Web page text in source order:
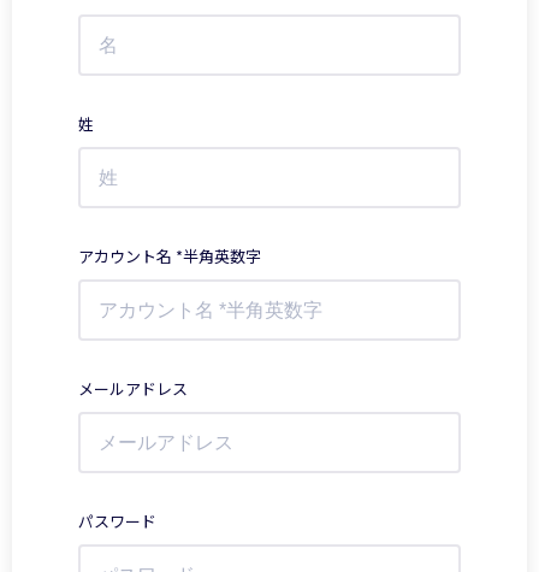
姓
アカウント名 *半角英数字
メールアドレス
パスワード